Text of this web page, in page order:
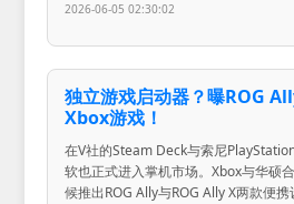
2026-06-05 02:30:02
独立游戏启动器？曝ROG
Xbox游戏！
在V社的Steam Deck与索尼
软也正式进入掌机市场。Xbox与华硕
候推出ROG Ally与ROG Ally X两款便携